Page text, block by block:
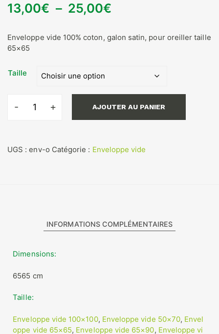
13,00€ – 25,00€
prix :
Enveloppe vide 100% coton, galon satin, pour oreiller taille
65×65
Taille
quantité
Oreiller
AJOUTER AU PANIER
UGS :env-o Catégorie : Enveloppe vide
INFORMATIONS COMPLÉMENTAIRES
Dimensions
6565 cm
Taille
Enveloppe vide 100×100, Enveloppe vide 50×70, Envel
oppe vide 65×65, Enveloppe vide 65×90, Enveloppe vi